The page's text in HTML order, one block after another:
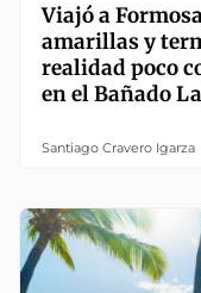
Viajó a
amarillas y
realidad poco
en el Bañado
Santiago Cravero Igarza